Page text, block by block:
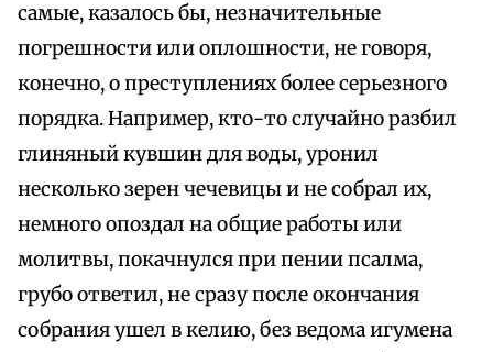
самые, казалось бы, незначительные
погрешности или оплошности, не говоря,
конечно, о преступлениях более серьезного
порядка. Например, кто-то случайно разбил
глиняный кувшин для воды, уронил
несколько зерен чечевицы и не собрал их,
немного опоздал на общие работы или
молитвы, покачнулся при пении псалма,
грубо ответил, не сразу после окончания
собрания ушел в келию, без ведома игумена